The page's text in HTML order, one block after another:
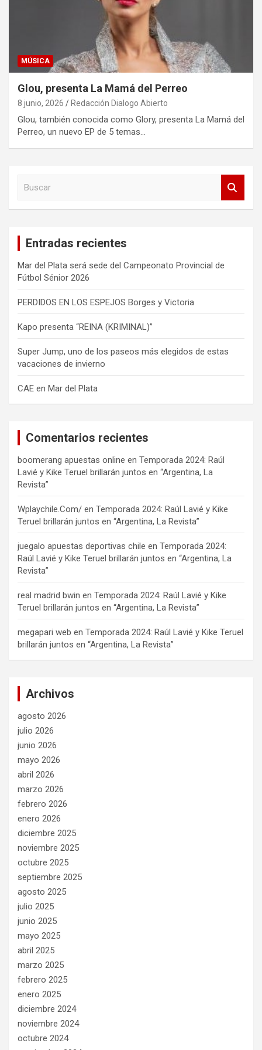
MÚSICA
Glou, presenta La Mamá del Perreo
8 junio, 2026 Redacción Dialogo Abierto
Glou, también conocida como Glory, presenta La Mamá del
Perreo, un nuevo EP de 5 temas…
Entradas recientes
Mar del Plata será sede del Campeonato Provincial de
Fútbol Sénior 2026
PERDIDOS EN LOS ESPEJOS Borges y Victoria
Kapo presenta “REINA (KRIMINAL)”
Super Jump, uno de los paseos más elegidos de estas
vacaciones de invierno
CAE en Mar del Plata
Comentarios recientes
boomerang apuestas online en Temporada 2024: Raúl
Lavié y Kike Teruel brillarán juntos en “Argentina, La
Revista”
Wplaychile.Com/ en Temporada 2024: Raúl Lavié y Kike
Teruel brillarán juntos en “Argentina, La Revista”
juegalo apuestas deportivas chile en Temporada 2024:
Raúl Lavié y Kike Teruel brillarán juntos en “Argentina, La
Revista”
real madrid bwin en Temporada 2024: Raúl Lavié y Kike
Teruel brillarán juntos en “Argentina, La Revista”
megapari web en Temporada 2024: Raúl Lavié y Kike Teruel
brillarán juntos en “Argentina, La Revista”
Archivos
agosto 2026
julio 2026
junio 2026
mayo 2026
abril 2026
marzo 2026
febrero 2026
enero 2026
diciembre 2025
noviembre 2025
octubre 2025
septiembre 2025
agosto 2025
julio 2025
junio 2025
mayo 2025
abril 2025
marzo 2025
febrero 2025
enero 2025
diciembre 2024
noviembre 2024
octubre 2024